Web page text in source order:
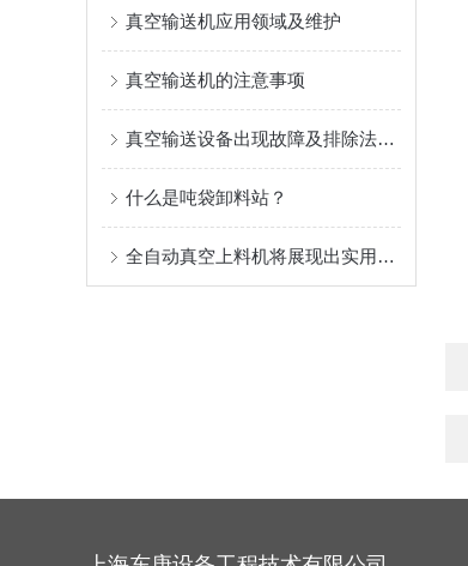
真空输送机应用领域及维护
真空输送机的注意事项
真空输送设备出现故障及排除法故障状况
什么是吨袋卸料站？
全自动真空上料机将展现出实用性的一面